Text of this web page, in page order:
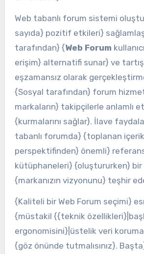
Web tabanlı forum sistemi
sayıda} pozitif etkileri}
tarafından} {Web Forum
erişim} alternatifi sunar} ve
eşzamansız olarak
{Sosyal tarafından} forum
markaların} takipçilerle anlamlı
{kurmalarını sağlar}. İlave
tabanlı forumda} {toplanan
perspektifinden} önemli}
kütüphaneleri} {oluştururken} bir
{markanızın vizyonunu} teşhir
{Kaliteli bir Web Forum seçimi}
{müstakil {{teknik
ergonomisini}|üstelik veri
{göz önünde tutmalısınız}.